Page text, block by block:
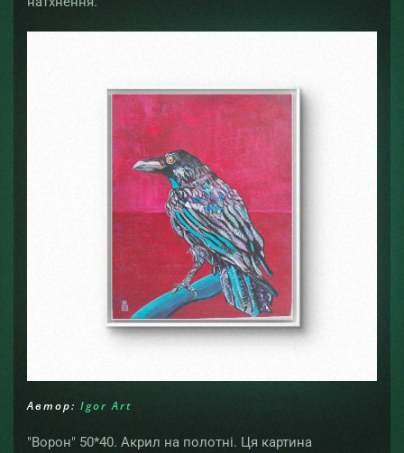
Автор: Igor Art
"Ворон" 50*40. Акрил на полотні. Ця картина